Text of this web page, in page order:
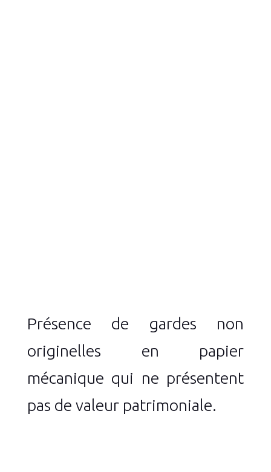
Présence de gardes non
originelles en papier
mécanique qui ne présentent
pas de valeur patrimoniale.